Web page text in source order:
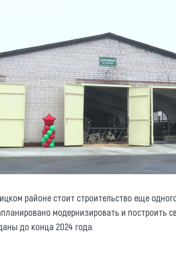
районе стоит строительство еще
модернизировать и построить
до конца 2024 года.